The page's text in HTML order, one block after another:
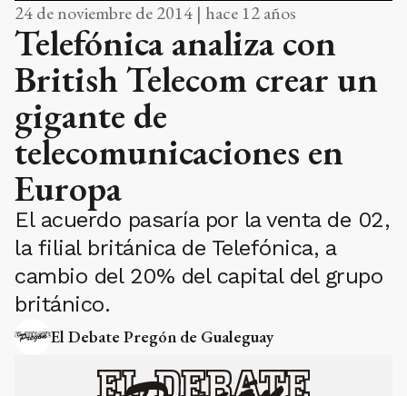
24 de noviembre de 2014 | hace 12 años
Telefónica analiza con
British Telecom crear un
gigante de
telecomunicaciones en
Europa
El acuerdo pasaría por la venta de 02,
la filial británica de Telefónica, a
cambio del 20% del capital del grupo
británico.
El Debate Pregón de Gualeguay